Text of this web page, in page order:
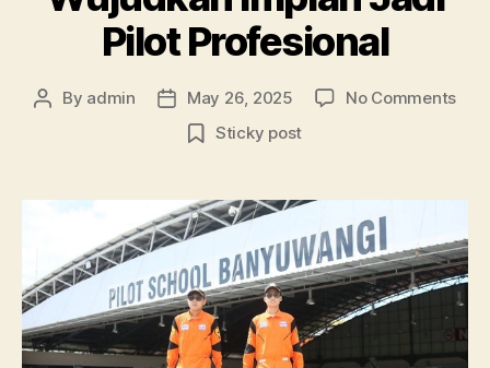
Pilot Profesional
Post
By admin
Post
date
May 26, 2025 No Commentson
Pilot
Sticky post